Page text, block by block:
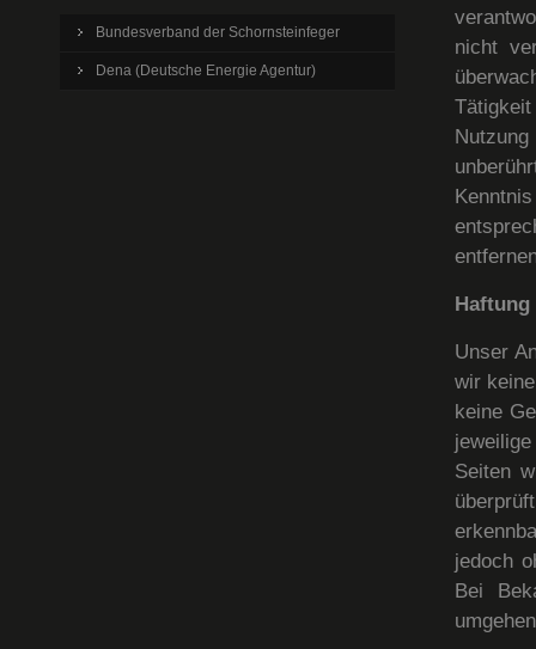
nicht
Unser
wir
keine
Seiten
jedoch
Bei
Bundesverband der Schornsteinfeger
Dena (Deutsche Energie Agentur)